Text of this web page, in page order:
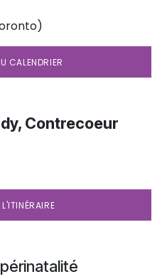
)
CALENDRIER
Contrecoeur